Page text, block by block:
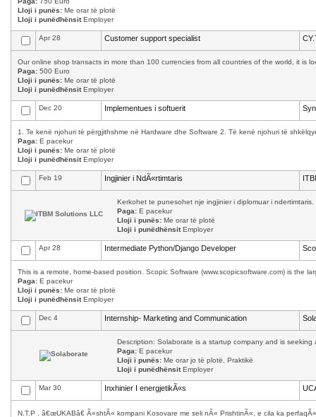
Lloji i punës: Me orar të plotë
Lloji i punëdhënsitEmployer
Apr 28 Customer support specialist
Our online shop transacts in more than 100 currencies from all countries of the world, it is
Paga: 500 Euro
Lloji i punës: Me orar të plotë
Lloji i punëdhënsitEmployer
Dec 20 Implementues i softuerit
1. Te kenë njohuri të përgjithshme në Hardware dhe Software 2. Të kenë njohuri të
Paga: E pacekur
Lloji i punës: Me orar të plotë
Lloji i punëdhënsitEmployer
Feb 19 Ingjinier i NdÃ«rtimtaris
Kerkohet te punesohet nje ingjinier i diplomuar i ndertimtaris.
Paga: E pacekur
Lloji i punës: Me orar të plotë
Lloji i punëdhënsitEmployer
Apr 28 Intermediate Python/Django Developer
This is a remote, home-based position. Scopic Software (www.scopicsoftware.com) is the
Paga: E pacekur
Lloji i punës: Me orar të plotë
Lloji i punëdhënsitEmployer
Dec 4 Internship- Marketing and Communication
Description: Solaborate is a startup company and is
Paga: E pacekur
Lloji i punës: Me orar jo të plotë, Praktikë
Lloji i punëdhënsitEmployer
Mar 30 Inxhinier I energjetikÃ«s
N.T.P . â€œUKABâ€ Ã«shtÃ« kompani Kosovare me seli nÃ« PrishtinÃ«, e cila ka